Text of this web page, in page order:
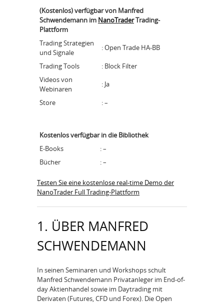
(Kostenlos) verfügbar von Manfred
Schwendemann im NanoTraderTrading-
Plattform
Trading Strategien
und Signale
: Open Trade HA-BB
Trading Tools
: Block Filter
Videos von
Webinaren
: Ja
Store : –
Kostenlos verfügbar in die Bibliothek
E-Books
: –
Bücher
: –
Testen Sie eine kostenlose real-time Demo der
NanoTrader Full Trading-Plattform
1. ÜBER MANFRED
SCHWENDEMANN
In seinen Seminaren und Workshops schult
Manfred Schwendemann Privatanleger im End-of-
day Aktienhandel sowie im Daytrading mit
Derivaten (Futures, CFD und Forex). Die Open